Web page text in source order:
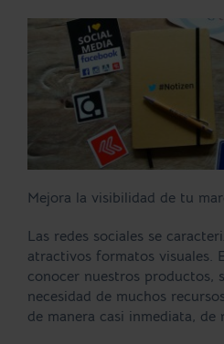
Mejora la visibilidad de tu
Las redes sociales se
atractivos formatos visuales.
conocer nuestros productos,
necesidad de muchos
de manera casi inmediata,